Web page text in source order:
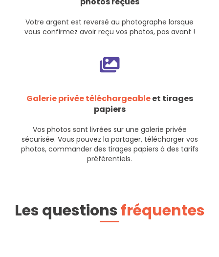
Votre argent est reversé au photographe lorsque
vous confirmez avoir reçu vos photos, pas avant !
Galerie privée téléchargeableet tirages
papiers
Vos photos sont livrées sur une galerie privée
sécurisée. Vous pouvez la partager, télécharger vos
photos, commander des tirages papiers à des tarifs
préférentiels.
Les questionsfréquentes